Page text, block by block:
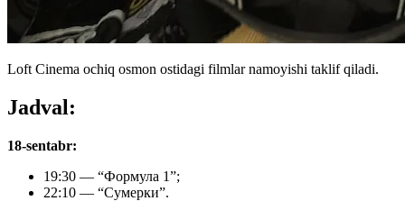
Loft Cinema ochiq osmon ostidagi filmlar namoyishi taklif qiladi.
Jadval:
18-sentabr:
19:30 — “Формула 1”;
22:10 — “Сумерки”.